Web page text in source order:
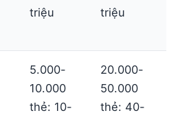
triệu
triệu
5.000-
10.000
thẻ: 10-
20.000-
50.000
thẻ: 40-